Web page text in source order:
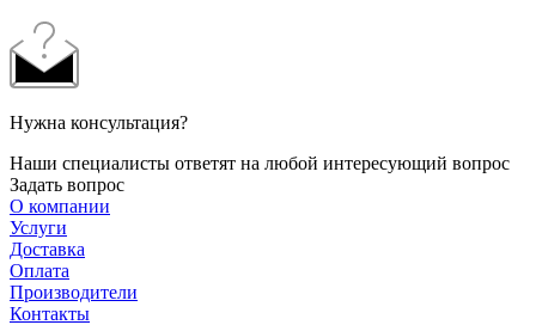
Нужна консультация?
Наши специалисты ответят на любой интересующий вопрос
Задать вопрос
О компании
Услуги
Доставка
Оплата
Производители
Контакты